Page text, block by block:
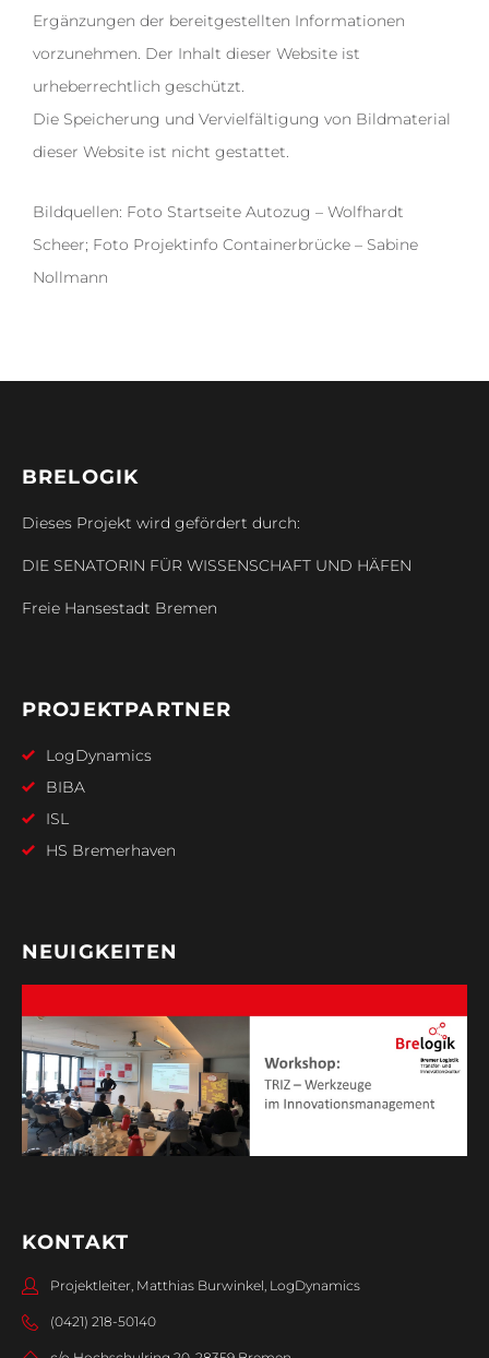
Ergänzungen der bereitgestellten Informationen
vorzunehmen. Der Inhalt dieser Website ist
urheberrechtlich geschützt.
Die Speicherung und Vervielfältigung von Bildmaterial
dieser Website ist nicht gestattet.
Bildquellen: Foto Startseite Autozug – Wolfhardt
Scheer; Foto Projektinfo Containerbrücke – Sabine
Nollmann
BRELOGIK
Dieses Projekt wird gefördert durch:
DIE SENATORIN FÜR WISSENSCHAFT UND HÄFEN
Freie Hansestadt Bremen
PROJEKTPARTNER
LogDynamics
BIBA
ISL
HS Bremerhaven
NEUIGKEITEN
KONTAKT
Projektleiter, Matthias Burwinkel, LogDynamics
(0421) 218-50140